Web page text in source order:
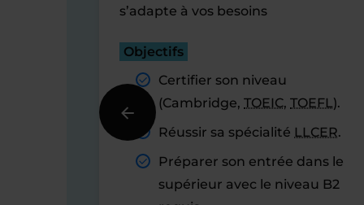
s’adapte à vos besoins
Objectifs
Certifier son niveau
(Cambridge, TOEIC, TOEFL).
Réussir sa spécialité LLCER.
Préparer son entrée dans le
supérieur avec le niveau B2